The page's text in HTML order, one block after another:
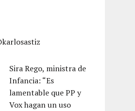
Sira Rego, ministra de
Infancia: “Es
lamentable que PP y
Vox hagan un uso